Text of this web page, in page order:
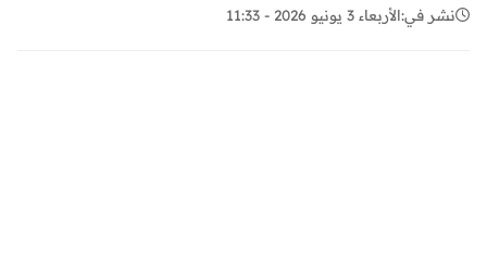
نشر في:الأربعاء 3 يونيو 2026 - 11:33